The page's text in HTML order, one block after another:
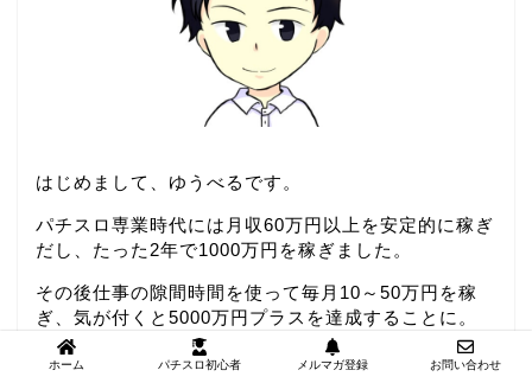
はじめまして、ゆうべるです。
パチスロ専業時代には月収60万円以上を安定的に稼ぎ
だし、たった2年で1000万円を稼ぎました。
その後仕事の隙間時間を使って毎月10～50万円を稼
ぎ、気が付くと5000万円プラスを達成することに。
といってもこれはここ最近の話。
ホーム パチスロ初心者 メルマガ登録 お問い合わせ